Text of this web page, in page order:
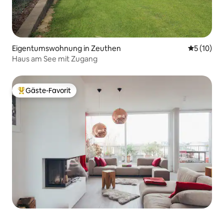
Eigentumswohnung in Zeuthen
5 (10)
Haus am See mit Zugang
Beliebter Gäste-Favorit.
Gäste-Favorit